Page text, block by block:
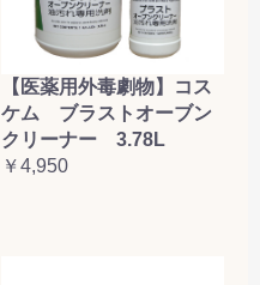
【医薬用外毒劇物】コス
ケム ブラストオーブン
クリーナー 3.78L
￥4,950